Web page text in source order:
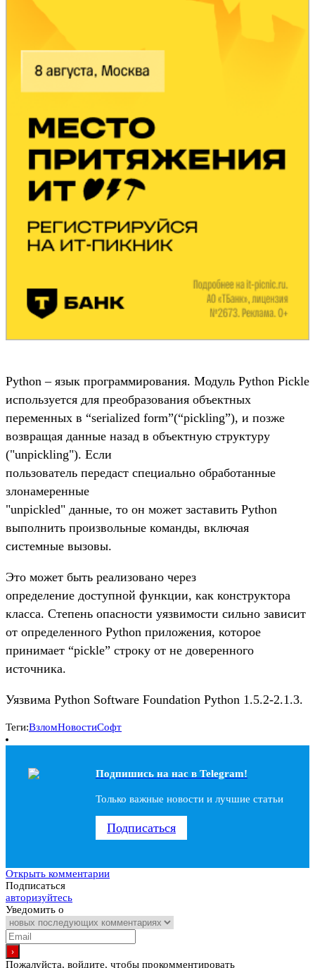
Python – язык программирования. Модуль Python Pickle
используется для преобразования объектных
переменных в “serialized form”(“pickling”), и позже
возвращая данные назад в объектную структуру
("unpickling"). Если
пользователь передаст специально обработанные
злонамеренные
"unpickled" данные, то он может заставить Python
выполнить произвольные команды, включая
системные вызовы.
Это может быть реализовано через
определение доступной функции, как конструктора
класса. Степень опасности уязвимости сильно зависит
от определенного Python приложения, которое
принимает “pickle” строку от не доверенного
источника.
Уязвима Python Software Foundation Python 1.5.2-2.1.3.
Теги:ВзломНовостиСофт
Подпишись на наc в Telegram!
Только важные новости и лучшие статьи
Подписаться
Открыть комментарии
Подписаться
авторизуйтесь
Уведомить о
Пожалуйста, войдите, чтобы прокомментировать